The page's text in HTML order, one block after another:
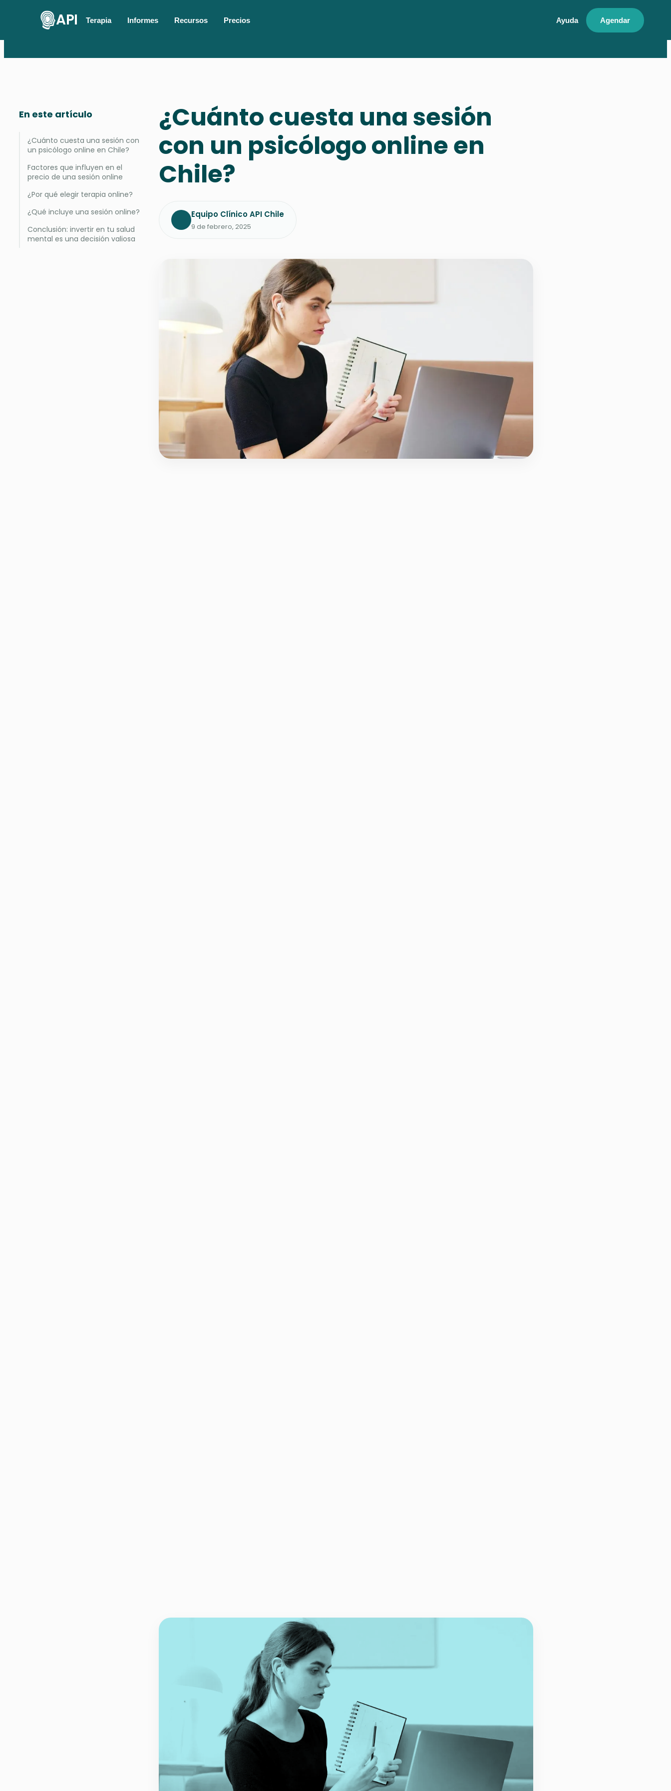
API Terapia Informes Recursos Precios Ayuda Agendar
En este artículo
¿Cuánto cuesta una sesión con
un psicólogo online en Chile?
Factores que influyen en el
precio de una sesión online
¿Por qué elegir terapia online?
¿Qué incluye una sesión online?
Conclusión: invertir en tu salud
mental es una decisión valiosa
¿Cuánto cuesta una sesión
con un psicólogo online en
Chile?
Equipo Clínico API Chile
9 de febrero, 2025